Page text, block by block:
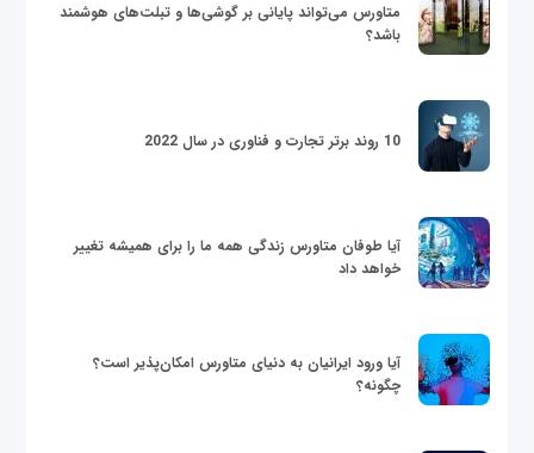
متاورس می‌تواند پایانی بر گوشی‌ها و تبلت‌های هوشمند
باشد؟
10 روند برتر تجارت و فناوری در سال 2022
آیا طوفان متاورس زندگی همه ما را برای همیشه تغییر
خواهد داد
آیا ورود ایرانیان به دنیای متاورس امکان‌پذیر است؟
چگونه؟